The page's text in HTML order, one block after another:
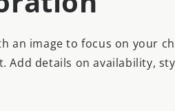
an image to focus on your
Add details on availability,